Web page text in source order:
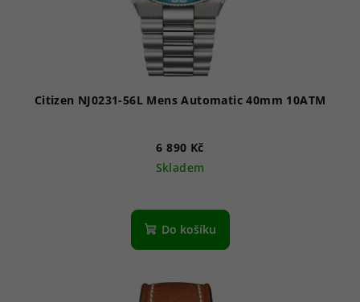
Citizen NJ0231-56L Mens Automatic 40mm 10ATM
6 890 Kč
Skladem
Do košíku